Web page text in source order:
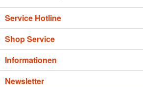
Service Hotline
Shop Service
Informationen
Newsletter